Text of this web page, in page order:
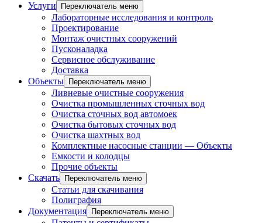
Услуги
Переключатель меню
Лабораторные исследования и контроль
Проектирование
Монтаж очистных сооружений
Пусконаладка
Сервисное обслуживание
Доставка
Объекты
Переключатель меню
Ливневые очистные сооружения
Очистка промышленных сточных вод
Очистка сточных вод автомоек
Очистка бытовых сточных вод
Очистка шахтных вод
Комплектные насосные станции — Объекты
Емкости и колодцы
Прочие объекты
Скачать
Переключатель меню
Статьи для скачивания
Полиграфия
Документация
Переключатель меню